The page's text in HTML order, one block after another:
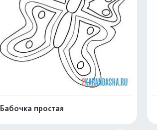
Бабочка простая